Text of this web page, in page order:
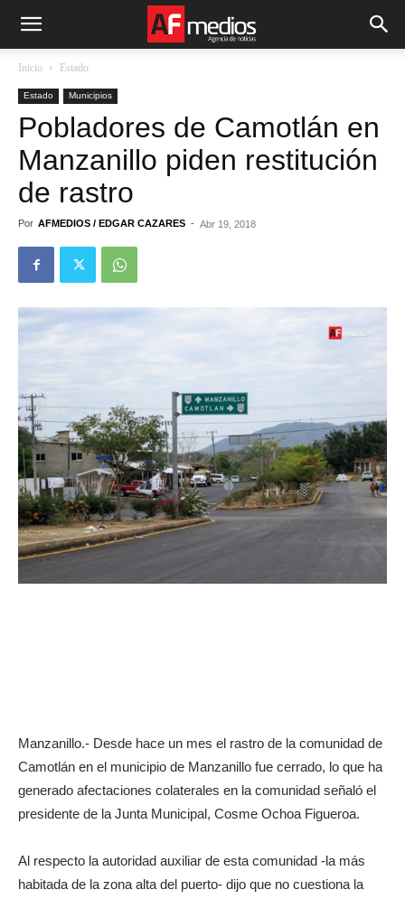
Inicio Estado
Estado Municipios
Pobladores de Camotlán en
Manzanillo piden restitución
de rastro
Por AFMEDIOS / EDGAR CAZARES - Abr 19, 2018
Manzanillo.- Desde hace un mes el rastro de la comunidad de
Camotlán en el municipio de Manzanillo fue cerrado, lo que ha
generado afectaciones colaterales en la comunidad señaló el
presidente de la Junta Municipal, Cosme Ochoa Figueroa.
Al respecto la autoridad auxiliar de esta comunidad -la más
habitada de la zona alta del puerto- dijo que no cuestiona la